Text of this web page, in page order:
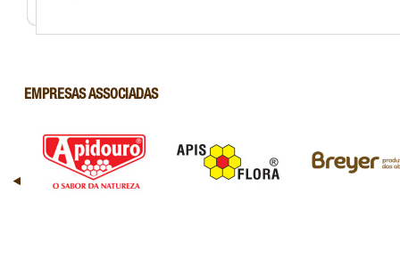
EMPRESAS ASSOCIADAS